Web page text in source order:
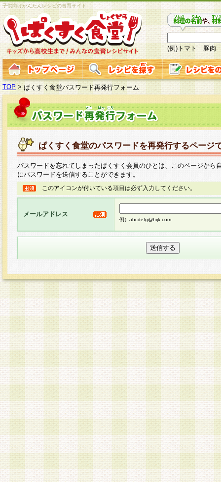
子供向けかんたんレシピの食育サイト
(例)トマト 豚肉
TOP > ぱくすく食堂パスワード再発行フォーム
ぱくすく食堂のパスワードを再発行するページ
パスワードを忘れてしまったぱくすく会員のひとは、このページから
にパスワードを送信することができます。
このアイコンが付いている項目は必ず入力してください。
メールアドレス
例）abcdefg@hijk.com